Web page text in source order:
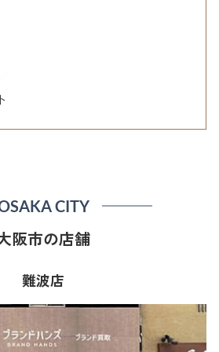
CITY
阪市の店舗
難波店